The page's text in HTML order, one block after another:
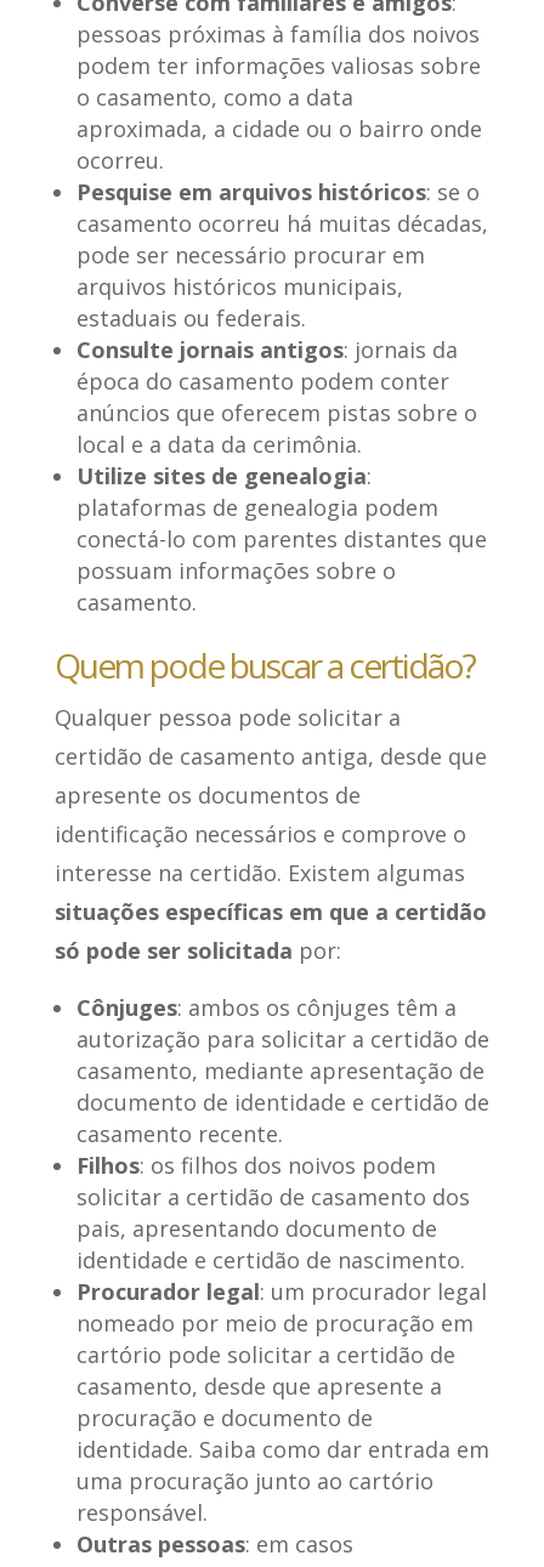
pessoas próximas à família dos noivos
podem ter informações valiosas sobre
o casamento, como a data
aproximada, a cidade ou o bairro onde
ocorreu.
Pesquise em arquivos históricos: se o
casamento ocorreu há muitas décadas,
pode ser necessário procurar em
arquivos históricos municipais,
estaduais ou federais.
Consulte jornais antigos: jornais da
época do casamento podem conter
anúncios que oferecem pistas sobre o
local e a data da cerimônia.
Utilize sites de genealogia:
plataformas de genealogia podem
conectá-lo com parentes distantes que
possuam informações sobre o
casamento.
Quem pode buscar a certidão?
Qualquer pessoa pode solicitar a
certidão de casamento antiga, desde que
apresente os documentos de
identificação necessários e comprove o
interesse na certidão. Existem algumas
situações específicas em que a certidão
só pode ser solicitada por:
Cônjuges: ambos os cônjuges têm a
autorização para solicitar a certidão de
casamento, mediante apresentação de
documento de identidade e certidão de
casamento recente.
Filhos: os filhos dos noivos podem
solicitar a certidão de casamento dos
pais, apresentando documento de
identidade e certidão de nascimento.
Procurador legal: um procurador legal
nomeado por meio de procuração em
cartório pode solicitar a certidão de
casamento, desde que apresente a
procuração e documento de
identidade. Saiba como dar entrada em
uma procuração junto ao cartório
responsável.
Outras pessoas: em casos